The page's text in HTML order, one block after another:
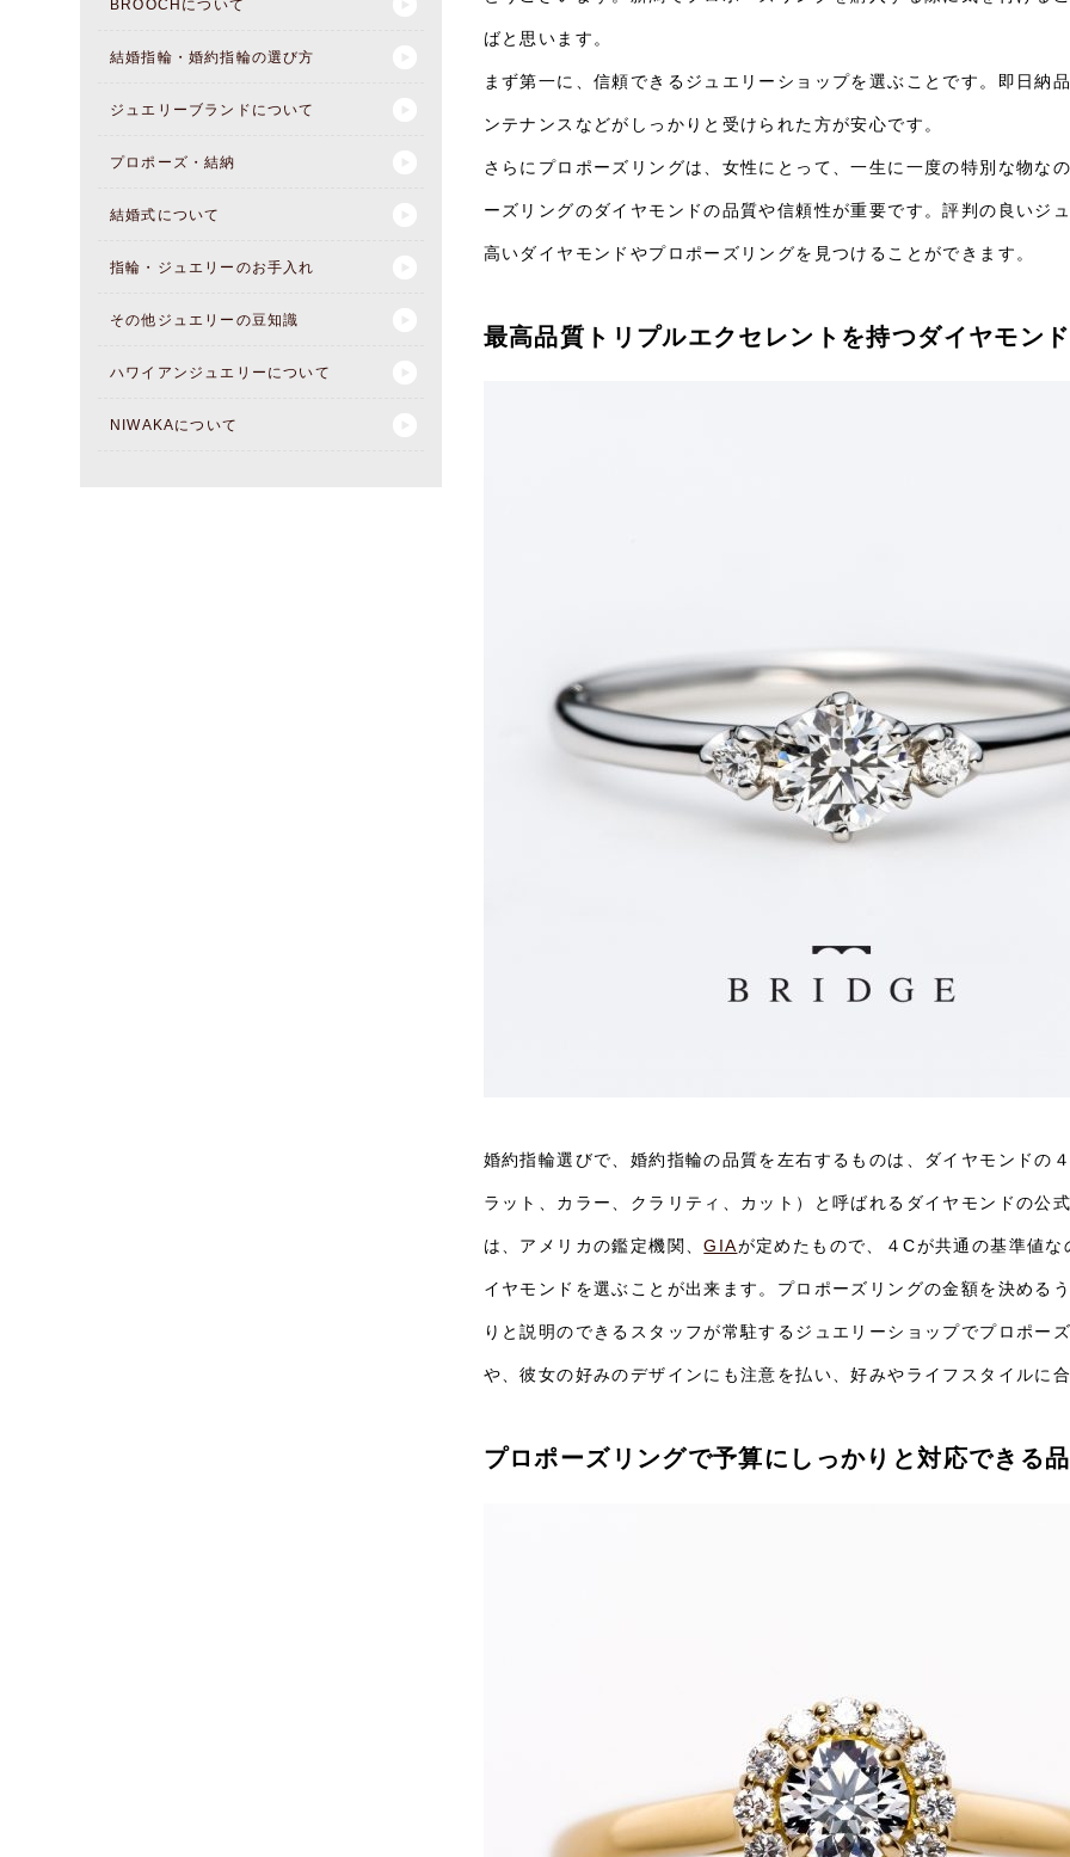
BROOCHについて
結婚指輪・婚約指輪の選び方
ジュエリーブランドについて
プロポーズ・結納
結婚式について
指輪・ジュエリーのお手入れ
その他ジュエリーの豆知識
ハワイアンジュエリーについて
NIWAKAについて
ばと思います。
まず第一に、信頼できるジュエリーショップを選ぶことです。即日納
ンテナンスなどがしっかりと受けられた方が安心です。
さらにプロポーズリングは、女性にとって、一生に一度の特別な物な
ーズリングのダイヤモンドの品質や信頼性が重要です。評判の良いジ
高いダイヤモンドやプロポーズリングを見つけることができます。
最高品質トリプルエクセレントを持つダイヤモン
婚約指輪選びで、婚約指輪の品質を左右するものは、ダイヤモンドの
ラット、カラー、クラリティ、カット）と呼ばれるダイヤモンドの公
は、アメリカの鑑定機関、GIAが定めたもので、４Cが共通の基準値
イヤモンドを選ぶことが出来ます。プロポーズリングの金額を決める
りと説明のできるスタッフが常駐するジュエリーショップでプロポー
や、彼女の好みのデザインにも注意を払い、好みやライフスタイルに
プロポーズリングで予算にしっかりと対応できる